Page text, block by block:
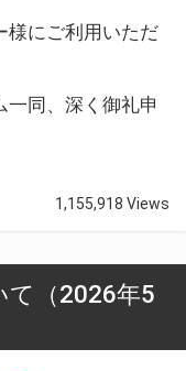
様にご利用いただ
一同、深く御礼申
1,155,918 Views
て（2026年5